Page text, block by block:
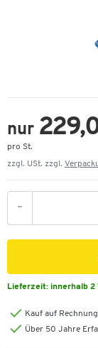
nur
pro St.
zzgl. USt. zzgl.
-
Lieferzeit: innerhalb 2
Kauf auf
Über 50 Jahre